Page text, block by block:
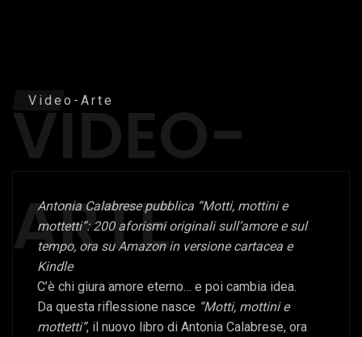
VIDEO-
ARTE
Video-Arte
Antonia Calabrese pubblica “Motti, mottini e
mottetti”: 200 aforismi originali sull’amore e sul
tempo, ora su Amazon in versione cartacea e
Kindle
C’è chi giura amore eterno… e poi cambia idea.
Da questa riflessione nasce “Motti, mottini e
mottetti”, il nuovo libro di Antonia Calabrese, ora